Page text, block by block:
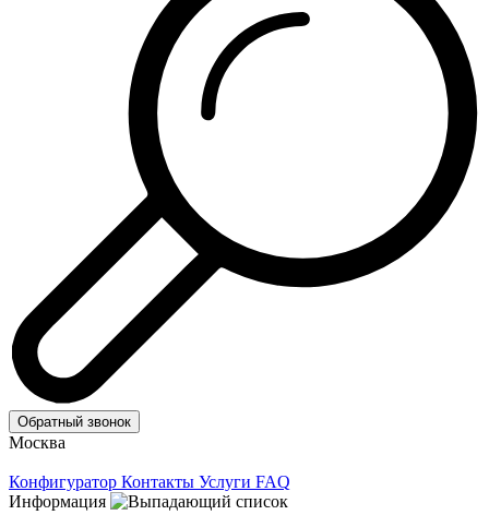
Обратный звонок
Москва
Конфигуратор Контакты Услуги FAQ
Информация